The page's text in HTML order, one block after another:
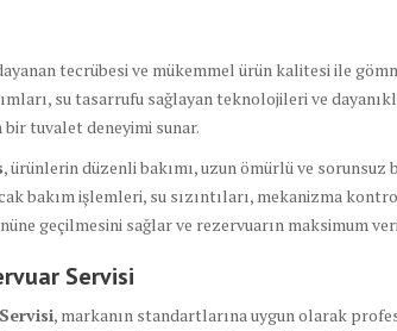
tecrübesi ve mükemmel ürün kalitesi ile
su tasarrufu sağlayan teknolojileri ve
tuvalet deneyimi sunar.
, ürünlerin düzenli bakımı, uzun ömürlü ve
bakım işlemleri, su sızıntıları, mekanizma
geçilmesini sağlar ve rezervuarın maksimum
Servisi
, markanın standartlarına uygun olarak